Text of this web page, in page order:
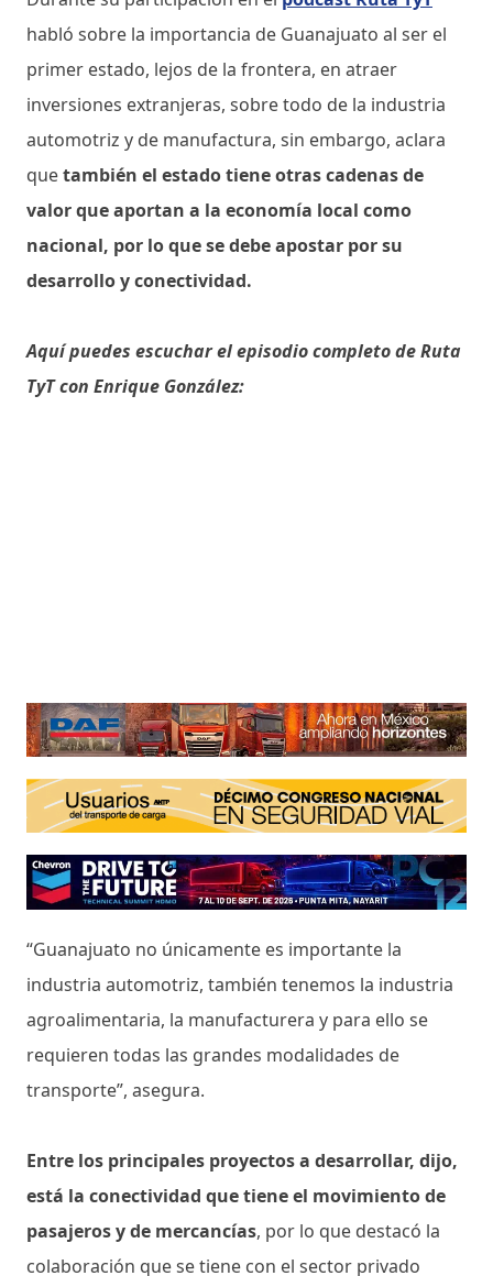
habló sobre la importancia de Guanajuato al ser el
primer estado, lejos de la frontera, en atraer
inversiones extranjeras, sobre todo de la industria
automotriz y de manufactura, sin embargo, aclara
quetambién el estado tiene otras cadenas de
valor que aportan a la economía local como
nacional, por lo que se debe apostar por su
desarrollo y conectividad.
Aquí puedes escuchar el episodio completo de Ruta
TyT con Enrique González:
“Guanajuato no únicamente es importante la
industria automotriz, también tenemos la industria
agroalimentaria, la manufacturera y para ello se
requieren todas las grandes modalidades de
transporte”, asegura.
Entre los principales proyectos a desarrollar, dijo,
está la conectividad que tiene el movimiento de
pasajeros y de mercancías, por lo que destacó la
colaboración que se tiene con el sector privado